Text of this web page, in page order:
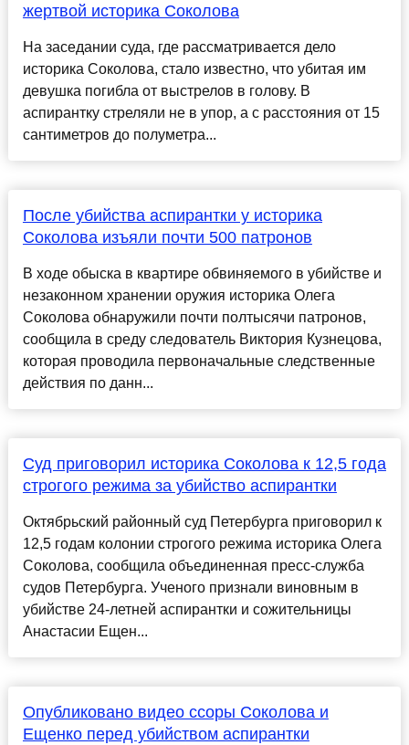
жертвой историка Соколова
На заседании суда, где рассматривается дело
историка Соколова, стало известно, что убитая им
девушка погибла от выстрелов в голову. В
аспирантку стреляли не в упор, а с расстояния от 15
сантиметров до полуметра...
После убийства аспирантки у историка
Соколова изъяли почти 500 патронов
В ходе обыска в квартире обвиняемого в убийстве и
незаконном хранении оружия историка Олега
Соколова обнаружили почти полтысячи патронов,
сообщила в среду следователь Виктория Кузнецова,
которая проводила первоначальные следственные
действия по данн...
Суд приговорил историка Соколова к 12,5 года
строгого режима за убийство аспирантки
Октябрьский районный суд Петербурга приговорил к
12,5 годам колонии строгого режима историка Олега
Соколова, сообщила объединенная пресс-служба
судов Петербурга. Ученого признали виновным в
убийстве 24-летней аспирантки и сожительницы
Анастасии Ещен...
Опубликовано видео ссоры Соколова и
Ещенко перед убийством аспирантки